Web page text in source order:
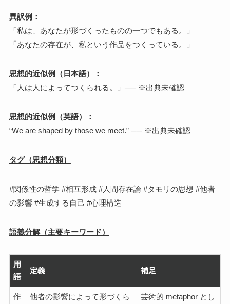
異訳例：
「私は、あなたが形づくったものの一つでもある。」
「あなたの存在が、私という作品をつくっている。」
思想的近似例（日本語）：
「人は人によってつくられる。」── ※出典未確認
思想的近似例（英語）：
“We are shaped by those we meet.” ── ※出典未確認
タグ（思想分類）
#関係性の哲学 #相互形成 #人間存在論 #タモリの思想 #他者
の影響 #生成する自己 #心理構造
語義分解（主要キーワード）
用
語
定義 補足
作
他者の影響によって形づくら
芸術的 metaphor とし